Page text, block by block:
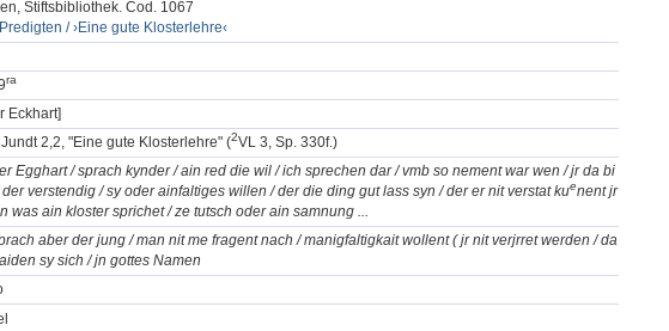
Stiftsbibliothek. Cod. 1067
/ ›Eine gute Klosterlehre‹
ra
Eckhart]
2,2, "Eine gute Klosterlehre" (2VL 3, Sp. 330f.)
Egghart / sprach kynder / ain red die wil / ich sprechen dar / vmb so nement war wen / jr da bi
verstendig / sy oder ainfaltiges willen / der die ding gut lass syn / der er nit verstat kuenent jr
was ain kloster sprichet / ze tutsch oder ain samnung ...
aber der jung / man nit me fragent nach / manigfaltigkait wollent ( jr nit verjrret werden / da
sy sich / jn gottes Namen